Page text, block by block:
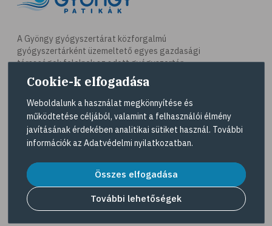
# jóga
# nordic walking
# testmozgás
# kocogás
# túrázás
# stresszcsökkentés
# gyaloglás
# ízületi gyulladás
A Gyöngy gyógyszertárat közforgalmú
gyógyszertárként üzemeltető egyes gazdasági
társaságok felelnek az adott gyógyszertár
működésért. A Gyöngy gyógyszertárak listáját és
elérhetőségeit a Gyógyszertár kereső
tekintheti meg.
Navigáció
Dermokozmetikumok
Gyöngy Patika Magazin
Cookie-k elfogadása
Weboldalunk a használat megkönnyítése és
működtetése céljából, valamint a felhasználói élmény
javításának érdekében analitikai sütiket használ. További
információk az Adatvédelmi nyilatkozatban.
Összes elfogadása
További lehetőségek